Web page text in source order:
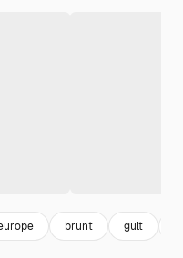
brunt gult